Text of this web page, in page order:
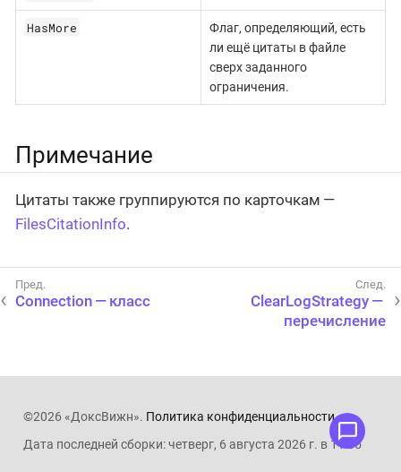
HasMore
Флаг, определяющий, есть
ли ещё цитаты в файле
сверх заданного
ограничения.
Примечание
Цитаты также группируются по карточкам —
FilesCitationInfo.
Connection — класс
ClearLogStrategy —
перечисление
©2026 «ДоксВижн». Политика конфиденциальности.
Дата последней сборки: четверг, 6 августа 2026 г. в 11:05